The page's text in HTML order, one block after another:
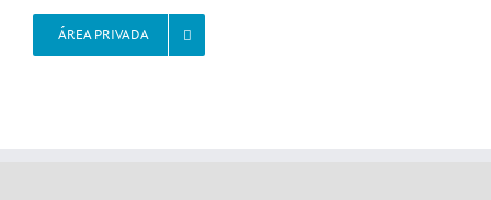
ÁREA PRIVADA